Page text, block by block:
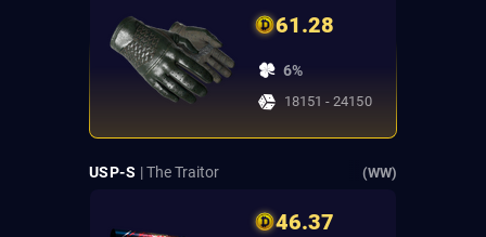
61.28
6%
18151 - 24150
USP-S | The Traitor (WW)
46.37